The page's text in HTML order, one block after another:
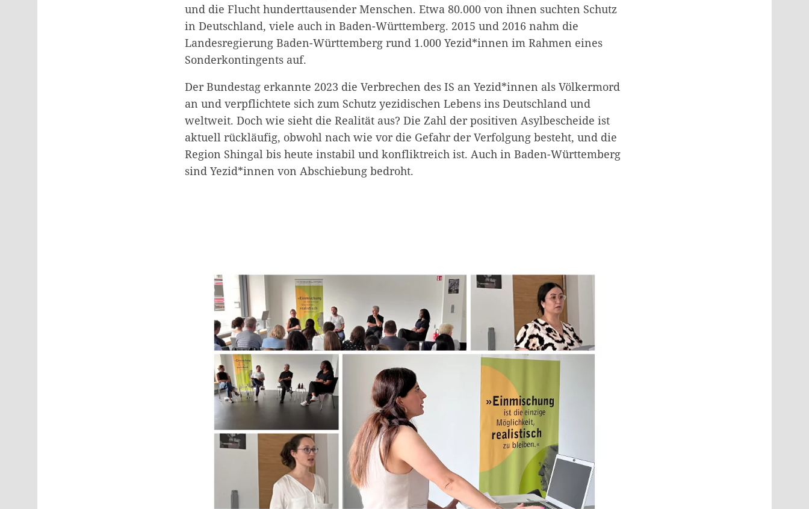
und die Flucht hunderttausender Menschen. Etwa 80.000 von ihnen suchten Schutz
in Deutschland, viele auch in Baden-Württemberg. 2015 und 2016 nahm die
Landesregierung Baden-Württemberg rund 1.000 Yezid*innen im Rahmen eines
Sonderkontingents auf.
Der Bundestag erkannte 2023 die Verbrechen des IS an Yezid*innen als Völkermord
an und verpflichtete sich zum Schutz yezidischen Lebens ins Deutschland und
weltweit. Doch wie sieht die Realität aus? Die Zahl der positiven Asylbescheide ist
aktuell rückläufig, obwohl nach wie vor die Gefahr der Verfolgung besteht, und die
Region Shingal bis heute instabil und konfliktreich ist. Auch in Baden-Württemberg
sind Yezid*innen von Abschiebung bedroht.